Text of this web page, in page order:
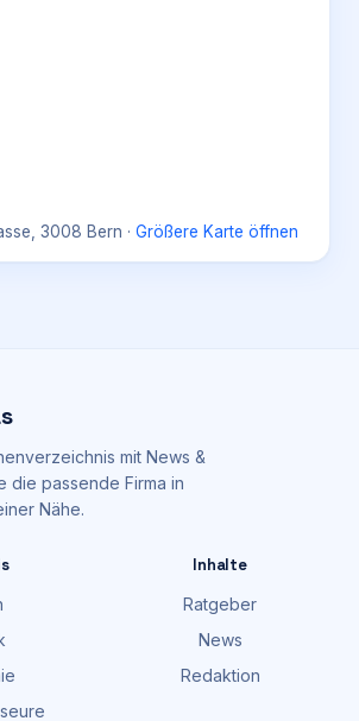
3008 Bern · Größere Karte öffnen
mit News &
die passende Firma in
Nähe.
Inhalte
Ratgeber
News
Redaktion